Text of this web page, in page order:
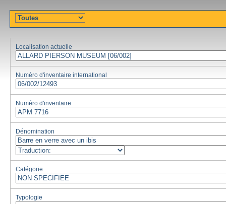
Localisation actuelle
Numéro d'inventaire international
Numéro d'inventaire
Dénomination
Catégorie
Typologie